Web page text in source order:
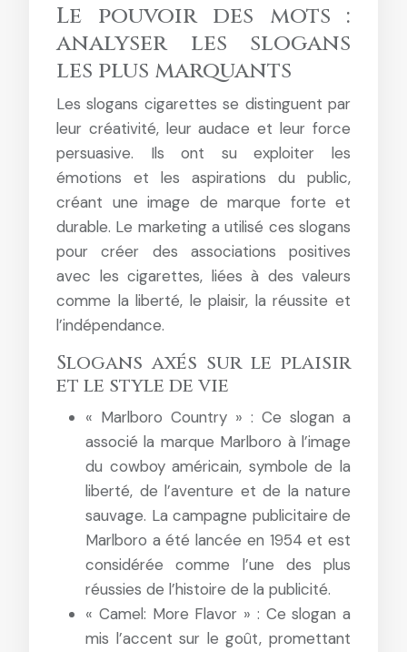
Le pouvoir des mots :
analyser les slogans
les plus marquants
Les slogans cigarettes se distinguent par
leur créativité, leur audace et leur force
persuasive. Ils ont su exploiter les
émotions et les aspirations du public,
créant une image de marque forte et
durable. Le marketing a utilisé ces slogans
pour créer des associations positives
avec les cigarettes, liées à des valeurs
comme la liberté, le plaisir, la réussite et
l’indépendance.
Slogans axés sur le plaisir
et le style de vie
« Marlboro Country » : Ce slogan a
associé la marque Marlboro à l’image
du cowboy américain, symbole de la
liberté, de l’aventure et de la nature
sauvage. La campagne publicitaire de
Marlboro a été lancée en 1954 et est
considérée comme l’une des plus
réussies de l’histoire de la publicité.
« Camel: More Flavor » : Ce slogan a
mis l’accent sur le goût, promettant